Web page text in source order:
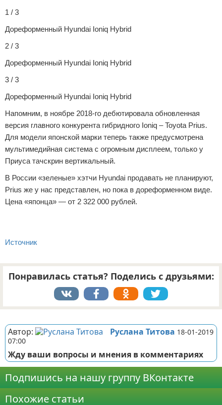
1 / 3
Дореформенный Hyundai Ioniq Hybrid
2 / 3
Дореформенный Hyundai Ioniq Hybrid
3 / 3
Дореформенный Hyundai Ioniq Hybrid
Напомним, в ноябре 2018-го дебютировала обновленная
версия главного конкурента гибридного Ioniq – Toyota Prius.
Для модели японской марки теперь также предусмотрена
мультимедийная система с огромным дисплеем, только у
Приуса тачскрин вертикальный.
В России «зеленые» хэтчи Hyundai продавать не планируют,
Prius же у нас представлен, но пока в дореформенном виде.
Цена «японца» — от 2 322 000 рублей.
Источник
Понравилась статья? Поделись с друзьями:
Автор: Руслана Титова 18-01-2019
07:00
Жду ваши вопросы и мнения в комментариях
Подпишись на нашу группу ВКонтакте
Похожие статьи